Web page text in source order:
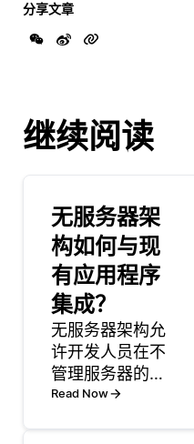
分享文章
继续阅读
无服务器架
构如何与现
有应用程序
集成？
无服务器架构允
许开发人员在不
管理服务器的情
况下运行应用程
Read Now